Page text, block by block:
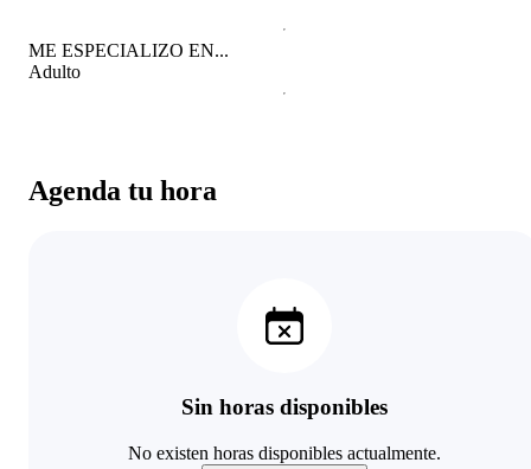
Agenda tu hora
Sin horas disponibles
No existen horas disponibles actualmente.
ME ESPECIALIZO EN...
Adulto